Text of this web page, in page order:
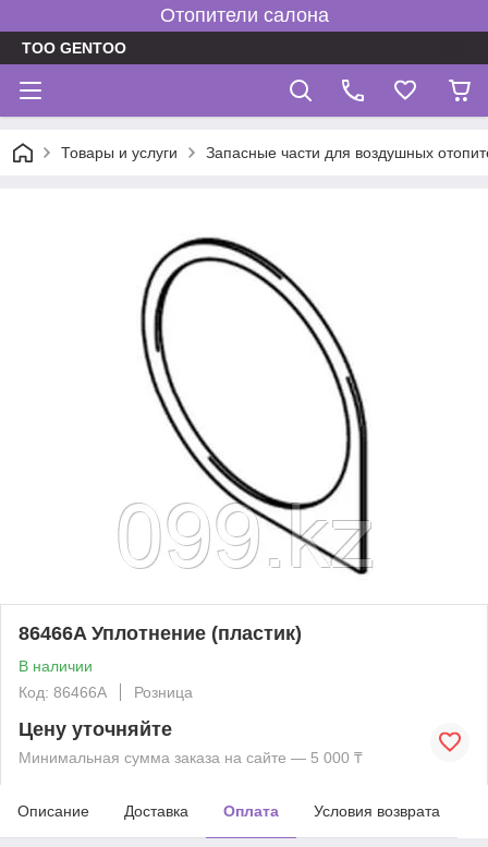
Отопители салона
TOO GENTOO
Товары и услуги Запасные части для воздушных
86466A Уплотнение (пластик)
В наличии
Код: 86466A
Розница
Цену уточняйте
Минимальная сумма заказа на сайте — 5 000 ₸
Описание Доставка Оплата Условия возврата